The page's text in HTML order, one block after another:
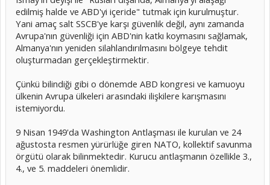
edilmiş halde ve ABD'yi içeride" tutmak için kurulmuştur.
Yani amaç salt SSCB'ye karşı güvenlik değil, aynı zamanda
Avrupa'nın güvenliği için ABD'nin katkı koymasını sağlamak,
Almanya'nın yeniden silahlandırılmasını bölgeye tehdit
oluşturmadan gerçekleştirmektir.
Çünkü bilindiği gibi o dönemde ABD kongresi ve kamuoyu
ülkenin Avrupa ülkeleri arasındaki ilişkilere karışmasını
istemiyordu.
9 Nisan 1949'da Washington Antlaşması ile kurulan ve 24
ağustosta resmen yürürlüğe giren NATO, kollektif savunma
örgütü olarak bilinmektedir. Kurucu antlaşmanın özellikle 3.,
4., ve 5. maddeleri önemlidir.